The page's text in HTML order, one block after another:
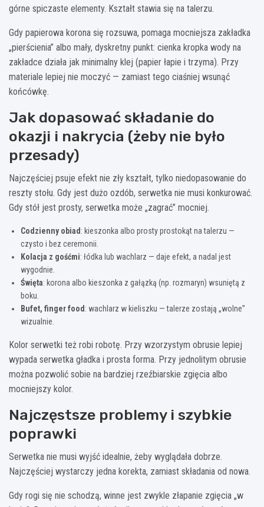
górne spiczaste elementy. Kształt stawia się na talerzu.
Gdy papierowa korona się rozsuwa, pomaga mocniejsza zakładka
„pierścienia” albo mały, dyskretny punkt: cienka kropka wody na
zakładce działa jak minimalny klej (papier łapie i trzyma). Przy
materiale lepiej nie moczyć — zamiast tego ciaśniej wsunąć
końcówkę.
Jak dopasować składanie do
okazji i nakrycia (żeby nie było
przesady)
Najczęściej psuje efekt nie zły kształt, tylko niedopasowanie do
reszty stołu. Gdy jest dużo ozdób, serwetka nie musi konkurować.
Gdy stół jest prosty, serwetka może „zagrać” mocniej.
Codzienny obiad : kieszonka albo prosty prostokąt na talerzu —
czysto i bez ceremonii.
Kolacja z gośćmi: łódka lub wachlarz — daje efekt, a nadal jest
wygodnie.
Święta: korona albo kieszonka z gałązką (np. rozmaryn) wsuniętą z
boku.
Bufet, finger food : wachlarz w kieliszku — talerze zostają „wolne”
wizualnie.
Kolor serwetki też robi robotę. Przy wzorzystym obrusie lepiej
wypada serwetka gładka i prosta forma. Przy jednolitym obrusie
można pozwolić sobie na bardziej rzeźbiarskie zgięcia albo
mocniejszy kolor.
Najczęstsze problemy i szybkie
poprawki
Serwetka nie musi wyjść idealnie, żeby wyglądała dobrze.
Najczęściej wystarczy jedna korekta, zamiast składania od nowa.
Gdy rogi się nie schodzą, winne jest zwykle złapanie zgięcia „w